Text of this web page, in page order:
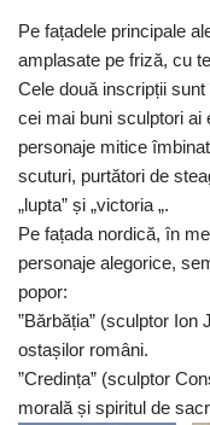
Pe fațadele principale
amplasate pe friză, cu
Cele două inscripții
cei mai buni sculptori ai
personaje mitice
scuturi, purtători de
„lupta” și „victoria „.
​Pe fațada nordică, în
personaje alegorice,
popor:
​”Bărbăția” (sculptor Ion
ostașilor români.
​”Credința” (sculptor
morală și spiritul de